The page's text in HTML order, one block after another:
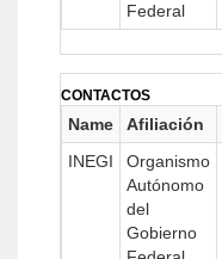
Federal
CONTACTOS
Name Afiliación
INEGI
Organismo
Autónomo
del
Gobierno